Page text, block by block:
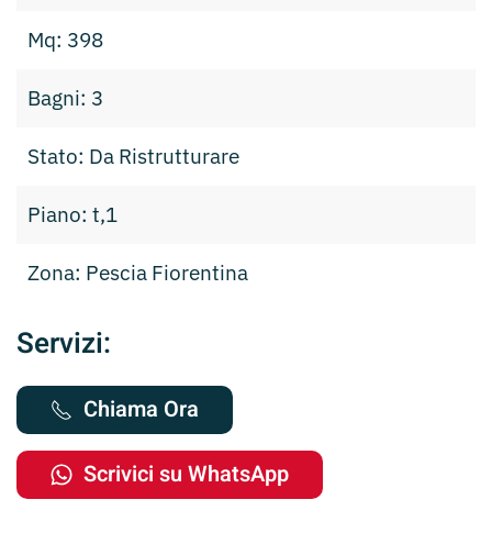
Mq: 398
Bagni: 3
Stato: Da Ristrutturare
Piano: t,1
Zona: Pescia Fiorentina
Servizi:
Chiama Ora
Scrivici su WhatsApp